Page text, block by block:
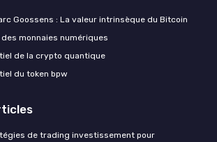
Goossens : La valeur intrinsèque du Bitcoin
monnaies numériques
de la crypto quantique
du token bpw
de trading investissement pour